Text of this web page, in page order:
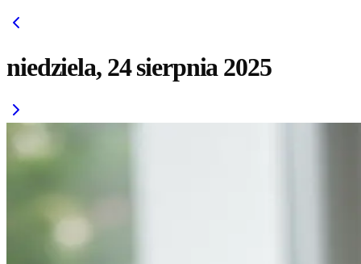
niedziela, 24 sierpnia 2025